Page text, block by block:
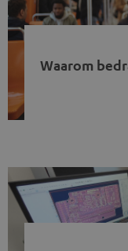
Waarom
tegenwoordig
zelfs tijdens
mensen weer
kabels is niet